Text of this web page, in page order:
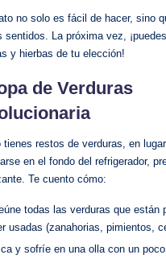
no solo es fácil de hacer, sino
sentidos. La próxima vez,
y hierbas de tu elección!
de Verduras
tienes restos de verduras, en
en el fondo del refrigerador,
Te cuento cómo:
todas las verduras que están
usadas (zanahorias, pimientos,
y sofríe en una olla con un